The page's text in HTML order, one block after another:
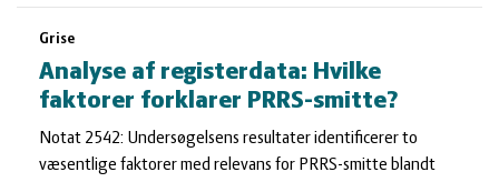
Grise
Analyse af registerdata: Hvilke
faktorer forklarer PRRS-smitte?
Notat 2542: Undersøgelsens resultater identificerer to
væsentlige faktorer med relevans for PRRS-smitte blandt